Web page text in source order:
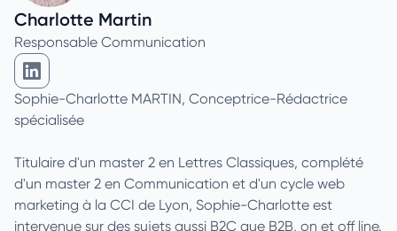
Charlotte Martin
Responsable Communication
Charlotte Martin sur Linkedin
Sophie-Charlotte MARTIN, Conceptrice-Rédactrice
spécialisée
Titulaire d'un master 2 en Lettres Classiques, complété
d'un master 2 en Communication et d'un cycle web
marketing à la CCI de Lyon, Sophie-Charlotte est
intervenue sur des sujets aussi B2C que B2B, on et off line.